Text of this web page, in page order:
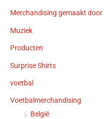
Merchandising gemaakt door
Muziek
Producten
Surprise Shirts
voetbal
Voetbalmerchandising
België